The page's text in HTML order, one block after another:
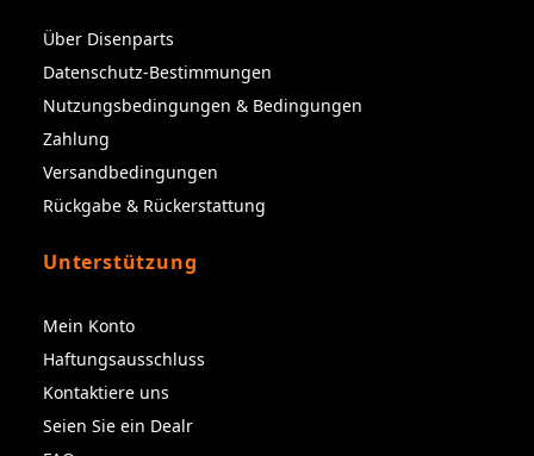
Über Disenparts
Datenschutz-Bestimmungen
Nutzungsbedingungen & Bedingungen
Zahlung
Versandbedingungen
Rückgabe & Rückerstattung
Unterstützung
Mein Konto
Haftungsausschluss
Kontaktiere uns
Seien Sie ein Dealr